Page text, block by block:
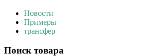
Новости
Примеры
трансфер
Поиск товара